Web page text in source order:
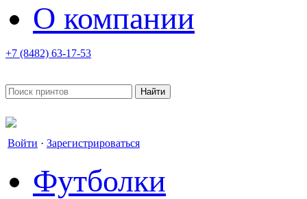
О компании
+7 (8482) 63-17-53
Войти · Зарегистрироваться
Футболки